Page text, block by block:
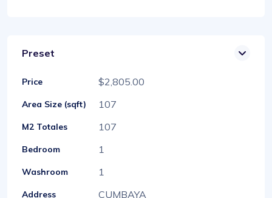
Preset
Price $2,805.00
Area Size (sqft) 107
M2 Totales 107
Bedroom 1
Washroom 1
Address CUMBAYA